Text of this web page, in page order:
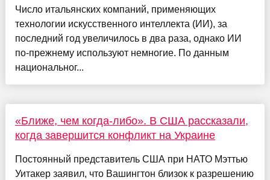
Число итальянских компаний, применяющих
технологии искусственного интеллекта (ИИ), за
последний год увеличилось в два раза, однако ИИ
по-прежнему используют немногие. По данным
национальног...
«Ближе, чем когда-либо». В США рассказали,
когда завершится конфликт на Украине
Постоянный представитель США при НАТО Мэттью
Уитакер заявил, что Вашингтон близок к разрешению